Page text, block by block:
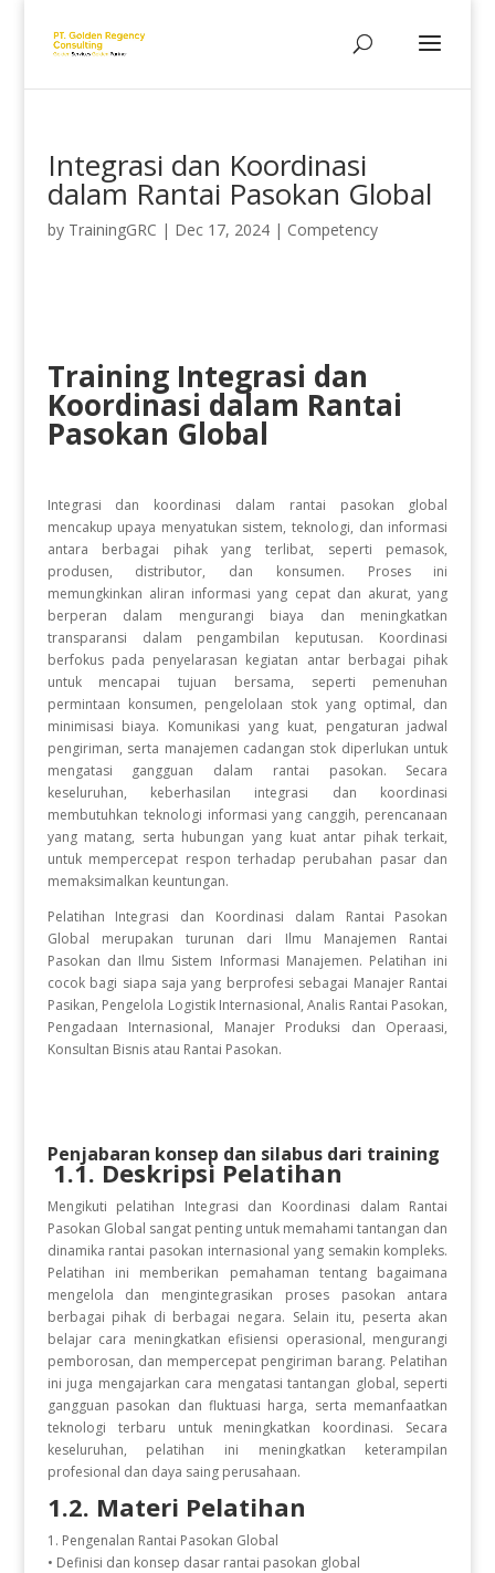
Integrasi dan Koordinasi
dalam Rantai Pasokan Global
by TrainingGRC | Dec 17, 2024| Competency
Training Integrasi dan
Koordinasi dalam Rantai
Pasokan Global
Integrasi dan koordinasi dalam rantai pasokan global
mencakup upaya menyatukan sistem, teknologi, dan informasi
antara berbagai pihak yang terlibat, seperti pemasok,
produsen, distributor, dan konsumen. Proses ini
memungkinkan aliran informasi yang cepat dan akurat, yang
berperan dalam mengurangi biaya dan meningkatkan
transparansi dalam pengambilan keputusan. Koordinasi
berfokus pada penyelarasan kegiatan antar berbagai pihak
untuk mencapai tujuan bersama, seperti pemenuhan
permintaan konsumen, pengelolaan stok yang optimal, dan
minimisasi biaya. Komunikasi yang kuat, pengaturan jadwal
pengiriman, serta manajemen cadangan stok diperlukan untuk
mengatasi gangguan dalam rantai pasokan. Secara
keseluruhan, keberhasilan integrasi dan koordinasi
membutuhkan teknologi informasi yang canggih, perencanaan
yang matang, serta hubungan yang kuat antar pihak terkait,
untuk mempercepat respon terhadap perubahan pasar dan
memaksimalkan keuntungan.
Pelatihan Integrasi dan Koordinasi dalam Rantai Pasokan
Global merupakan turunan dari Ilmu Manajemen Rantai
Pasokan dan Ilmu Sistem Informasi Manajemen. Pelatihan ini
cocok bagi siapa saja yang berprofesi sebagai Manajer Rantai
Pasikan, Pengelola Logistik Internasional, Analis Rantai Pasokan,
Pengadaan Internasional, Manajer Produksi dan Operaasi,
Konsultan Bisnis atau Rantai Pasokan.
Penjabaran konsep dan silabus dari training
1.1. Deskripsi Pelatihan
Mengikuti pelatihan Integrasi dan Koordinasi dalam Rantai
Pasokan Global sangat penting untuk memahami tantangan dan
dinamika rantai pasokan internasional yang semakin kompleks.
Pelatihan ini memberikan pemahaman tentang bagaimana
mengelola dan mengintegrasikan proses pasokan antara
berbagai pihak di berbagai negara. Selain itu, peserta akan
belajar cara meningkatkan efisiensi operasional, mengurangi
pemborosan, dan mempercepat pengiriman barang. Pelatihan
ini juga mengajarkan cara mengatasi tantangan global, seperti
gangguan pasokan dan fluktuasi harga, serta memanfaatkan
teknologi terbaru untuk meningkatkan koordinasi. Secara
keseluruhan, pelatihan ini meningkatkan keterampilan
profesional dan daya saing perusahaan.
1.2. Materi Pelatihan
1. Pengenalan Rantai Pasokan Global
• Definisi dan konsep dasar rantai pasokan global